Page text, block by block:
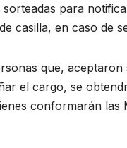
para
casilla, en caso de
que,
el cargo, se
conformarán las